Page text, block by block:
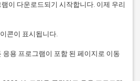
이 다운로드되기 시작합니다. 이제 우리